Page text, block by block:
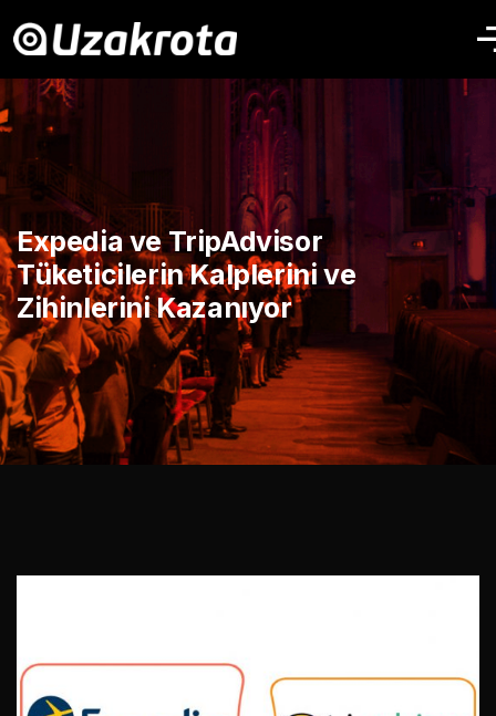
Expedia ve TripAdvisor
Tüketicilerin Kalplerini ve
Zihinlerini Kazanıyor